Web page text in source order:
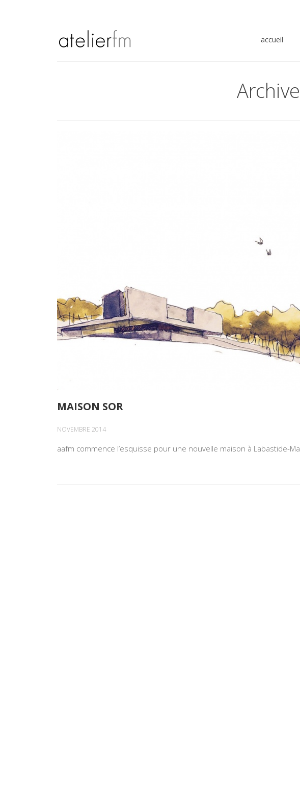
accueil
MAISON SOR
NOVEMBRE 2014
aafm commence l’esquisse pour une nouvelle maison à Labastide-